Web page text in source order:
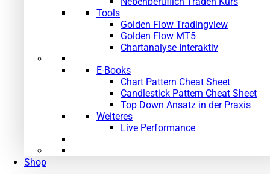
Tools
Golden Flow Tradingview
Golden Flow MT5
Chartanalyse Interaktiv
E-Books
Chart Pattern Cheat Sheet
Candlestick Pattern Cheat Sheet
Top Down Ansatz in der Praxis
Weiteres
Live Performance
Shop